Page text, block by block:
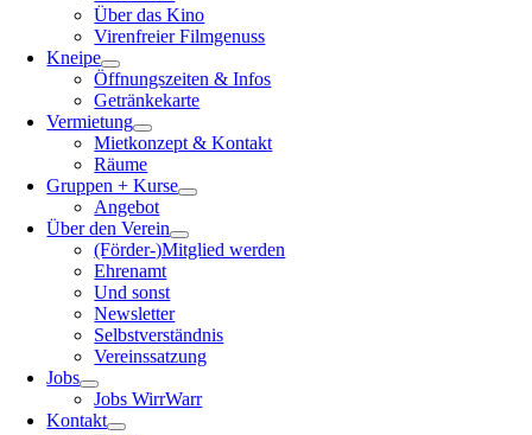
Über das Kino
Virenfreier Filmgenuss
Kneipe
Öffnungszeiten & Infos
Getränkekarte
Vermietung
Mietkonzept & Kontakt
Räume
Gruppen + Kurse
Angebot
Über den Verein
(Förder-)Mitglied werden
Ehrenamt
Und sonst
Newsletter
Selbstverständnis
Vereinssatzung
Jobs
Jobs WirrWarr
Kontakt